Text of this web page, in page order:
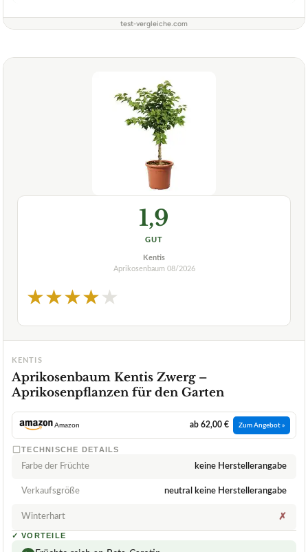
test-vergleiche.com
1,9
GUT
Kentis
Aprikosenbaum 08/2026
★★★★★
KENTIS
Aprikosenbaum Kentis Zwerg –
Aprikosenpflanzen für den Garten
Amazon ab 62,00 € Zum Angebot »
TECHNISCHE DETAILS
Farbe der Früchte keine Herstellerangabe
Verkaufsgröße neutral keine Herstellerangabe
Winterhart ✗
✓ VORTEILE